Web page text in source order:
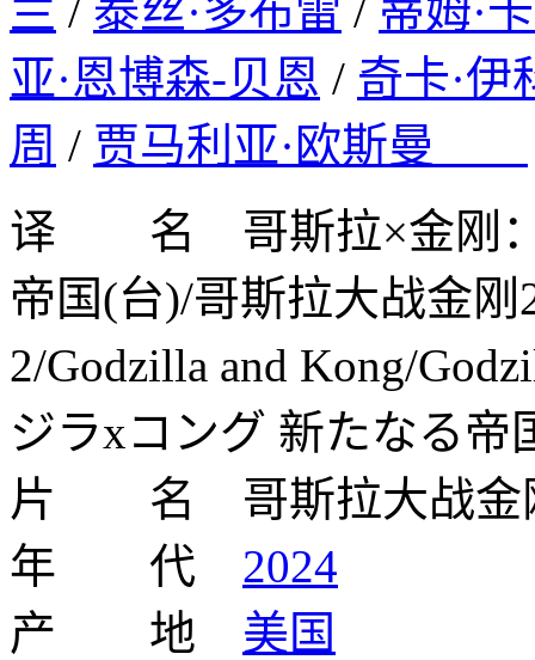
兰 / 泰丝·多布雷 / 蒂姆·
亚·恩博森-贝恩 / 奇卡·伊
周 / 贾马利亚·欧斯曼
译 名 哥斯拉×金刚：
帝国(台)/哥斯拉大战金刚
2/Godzilla and Kong/
ジラxコング 新たなる帝
片 名 哥斯拉大战金
年 代 2024
产 地 美国